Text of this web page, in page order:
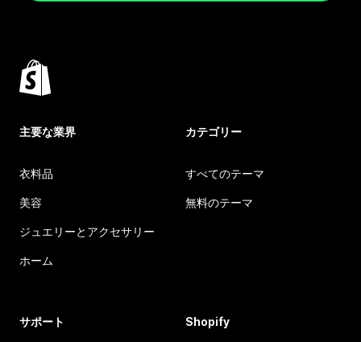
主要な業界
衣料品
美容
ジュエリーとアクセサリー
ホーム
カテゴリー
すべてのテーマ
無料のテーマ
サポート Shopify